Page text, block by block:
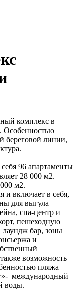
комплекс в
Особенностью
береговой линии,
96 апартаменты
28 000 м2.
м2.
и включает в себя,
для выгула
спа-центр и
пешеходную
лаундж бар, зоны
и
возможность
пляжа
международный
воды.